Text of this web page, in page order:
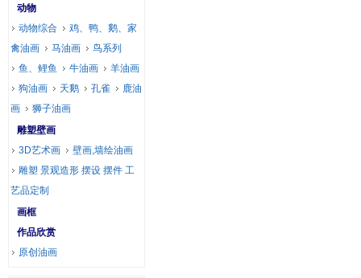
动物
动物综合
鸡、鸭、鹅、家
禽油画
马油画
鸟系列
鱼、鲤鱼
牛油画
羊油画
狗油画
天鹅 孔雀
鹿油
画
狮子油画
雕塑壁画
3D艺术画
壁画,墙绘油画
雕塑 景观造形 摆设 摆件 工
艺品定制
画框
作品欣赏
原创油画